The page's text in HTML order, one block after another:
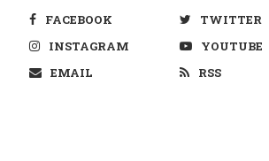
FACEBOOK
TWITTER
INSTAGRAM
YOUTUBE
EMAIL
RSS